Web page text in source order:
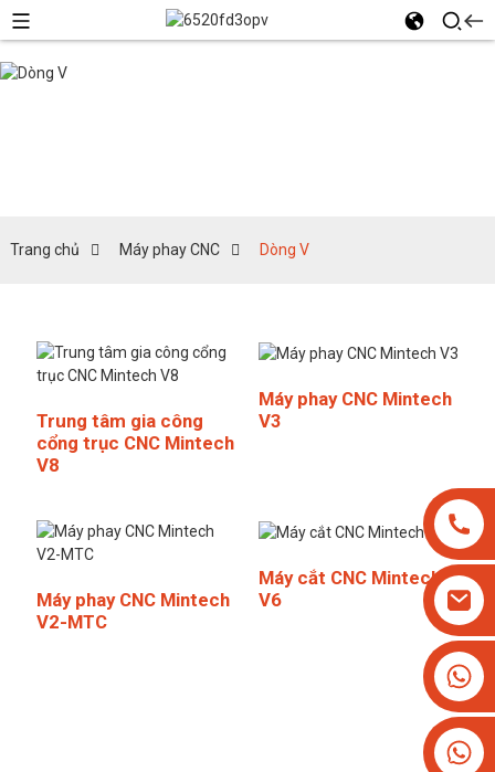
Trang chủ Máy phay CNC Dòng V
Trung tâm gia công
cổng trục CNC Mintech
V8
Máy phay CNC Mintech
V3
Máy phay CNC Mintech
V2-MTC
Máy cắt CNC Mintech
V6